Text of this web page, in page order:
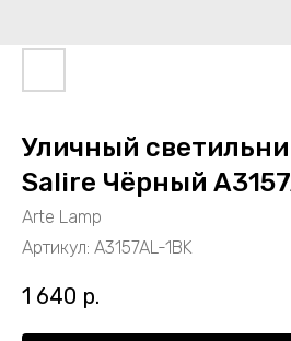
Уличный
Salire Чёрный
Arte Lamp
Артикул: A3157AL-1BK
1 640 р.